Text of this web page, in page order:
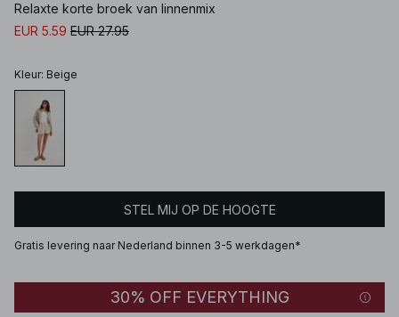
Relaxte korte broek van linnenmix
EUR 5.59 EUR 27.95
Kleur: Beige
STEL MIJ OP DE HOOGTE
Gratis levering naar Nederland binnen 3-5 werkdagen*
30% OFF EVERYTHING